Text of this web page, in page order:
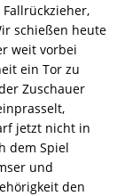
schießen heute
weit vorbei
ein Tor zu
Zuschauer
jetzt nicht in
dem Spiel
und
den